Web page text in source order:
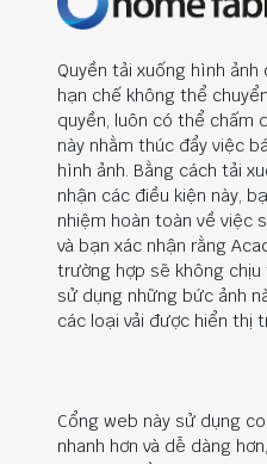
Quyền tải xuống hình
hạn chế không thể
quyền, luôn có thể chấm
này nhằm thúc đẩy việc
hình ảnh. Bằng cách tải
nhận các điều kiện này,
nhiệm hoàn toàn về việc
và bạn xác nhận rằng
trường hợp sẽ không
sử dụng những bức ảnh
các loại vải được hiển thị
Cổng web này sử dụng
nhanh hơn và dễ dàng